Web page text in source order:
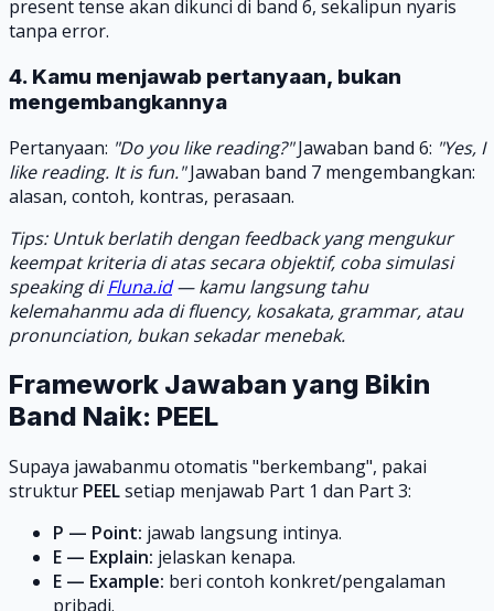
present tense akan dikunci di band 6, sekalipun nyaris
tanpa error.
4. Kamu menjawab pertanyaan, bukan
mengembangkannya
Pertanyaan: "Do you like reading?"Jawaban band 6: "Yes, I
like reading. It is fun."Jawaban band 7 mengembangkan:
alasan, contoh, kontras, perasaan.
Tips: Untuk berlatih dengan feedback yang mengukur
keempat kriteria di atas secara objektif, coba simulasi
speaking diFluna.id— kamu langsung tahu
kelemahanmu ada di fluency, kosakata, grammar, atau
pronunciation, bukan sekadar menebak.
Framework Jawaban yang Bikin
Band Naik: PEEL
Supaya jawabanmu otomatis "berkembang", pakai
struktur PEELsetiap menjawab Part 1 dan Part 3:
P — Point: jawab langsung intinya.
E — Explain: jelaskan kenapa.
E — Example: beri contoh konkret/pengalaman
pribadi.